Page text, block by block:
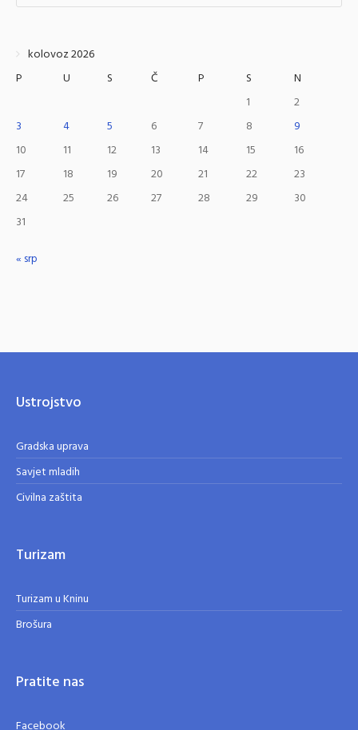
kolovoz 2026
P
U S Č P S
N
1
2
3
4 5 6 7 8
9
10
11 12 13 14 15
16
17
18 19 20 21 22
23
24
25 26 27 28 29
30
31
« srp
Ustrojstvo
Gradska uprava
Savjet mladih
Civilna zaštita
Turizam
Turizam u Kninu
Brošura
Pratite nas